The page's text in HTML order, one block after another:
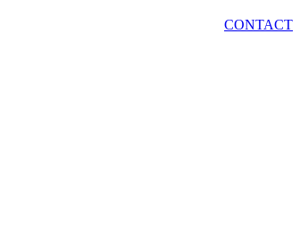
CONTACT